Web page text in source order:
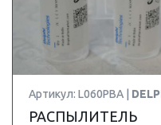
Артикул: L060PBA |
РАСПЫЛИТЕЛЬ